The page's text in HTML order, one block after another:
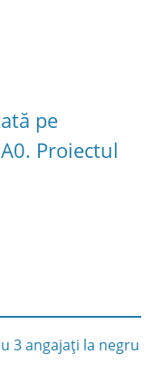
pe
Proiectul
3 angajați la negru